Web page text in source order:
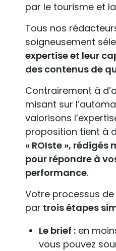
par le tourisme et
Tous nos
soigneusement
expertise et leur
des contenus de
Contrairement à
misant sur
valorisons
proposition tient à
« ROIste »,
pour répondre à
performance.
Votre processus
par trois étapes
Le brief : en
vous pouvez